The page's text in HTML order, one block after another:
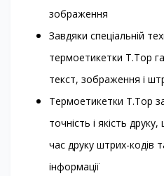
зображення
Завдяки спеціальній
термоетикетки T.Top
текст, зображення і
Термоетикетки T.Top
точність і якість
час друку штрих-кодів
інформації